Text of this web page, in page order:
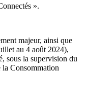
».
majeur, ainsi que
au 4 août 2024),
sous la supervision du
la Consommation